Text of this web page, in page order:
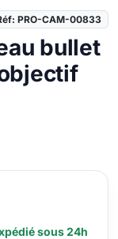
PRO-CAM-00833
bullet
sous 24h